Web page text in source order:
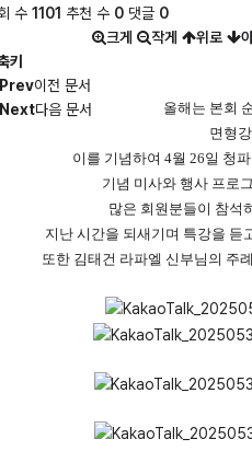
수 1101 추천 수 0 댓글 0
키
Prev이전 문서
Next다음 문서
크게 작게 위로
올해는 본회
면형
이를 기념하여 4월 26일 청
기념 미사와 행사 프로
많은 회원분들이 참석
지난 시간을 되새기며 특강을 듣
또한 김태건 라파엘 신부님의 주